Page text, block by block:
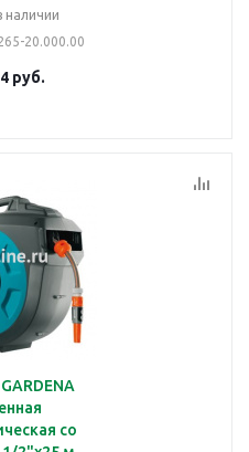
наличии
20.000.00
руб.
со